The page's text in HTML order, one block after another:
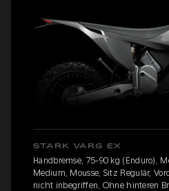
STARK VARG EX
Handbremse, 75-90 kg (Enduro),
Medium, Mousse, Sitz Regulär,
nicht inbegriffen, Ohne hinteren